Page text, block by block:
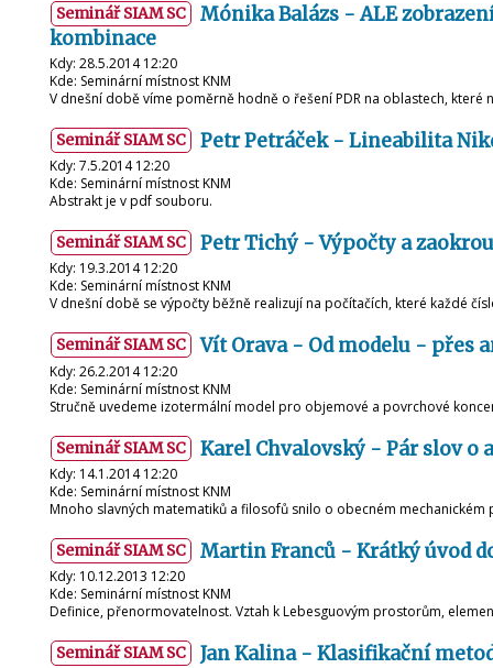
Seminář SIAM SC
Mónika Balázs - ALE
kombinace
Kdy: 28.5.2014 12:20
Kde: Seminární místnost KNM
V dnešní době víme poměrně hodně o řešení PDR na oblastech, které
Seminář SIAM SC Petr Petráček - Lineabilita
Kdy: 7.5.2014 12:20
Kde: Seminární místnost KNM
Abstrakt je v pdf souboru.
Seminář SIAM SC Petr Tichý - Výpočty a
Kdy: 19.3.2014 12:20
Kde: Seminární místnost KNM
V dnešní době se výpočty běžně realizují na počítačích, které každé
Seminář SIAM SC Vít Orava - Od modelu - přes
Kdy: 26.2.2014 12:20
Kde: Seminární místnost KNM
Stručně uvedeme izotermální model pro objemové a povrchové
Seminář SIAM SC Karel Chvalovský - Pár slov o
Kdy: 14.1.2014 12:20
Kde: Seminární místnost KNM
Mnoho slavných matematiků a filosofů snilo o obecném
Seminář SIAM SC Martin Franců - Krátký úvod
Kdy: 10.12.2013 12:20
Kde: Seminární místnost KNM
Definice, přenormovatelnost. Vztah k Lebesguovým prostorům,
Seminář SIAM SC Jan Kalina - Klasifikační